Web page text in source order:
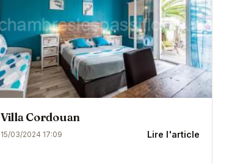
Villa Cordouan
15/03/2024 17:09 Lire l'article